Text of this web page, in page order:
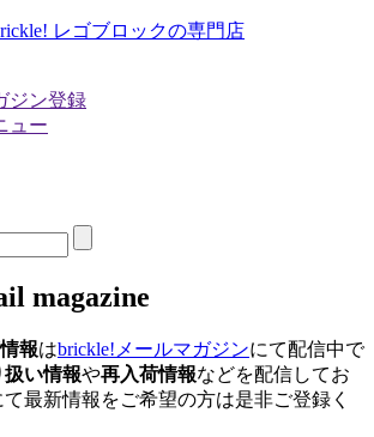
報はbrickle!メールマガジンにて配信中で
い情報や再入荷情報などを配信してお
最新情報をご希望の方は是非ご登録く